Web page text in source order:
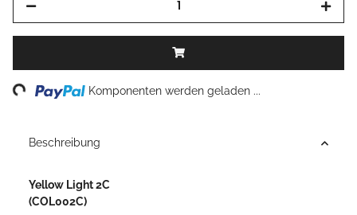
Komponenten werden geladen ...
Beschreibung
Yellow Light 2C
(COL002C)